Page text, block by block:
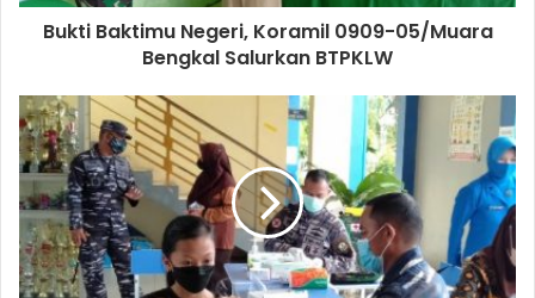
Bukti Baktimu Negeri, Koramil 0909-05/Muara
Bengkal Salurkan BTPKLW